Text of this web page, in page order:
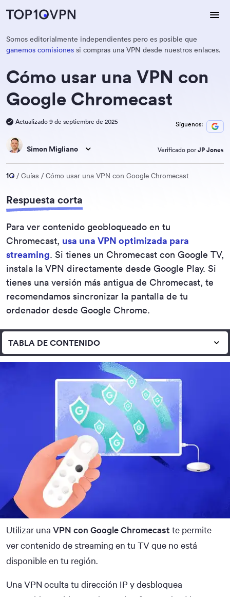
Somos editorialmente independientes pero es posible que
ganemos comisiones si compras una VPN desde nuestros enlaces.
Cómo usar una VPN con
Google Chromecast
Actualizado 9 de septiembre de 2025 Síguenos:
Simon Migliano Verificado porJP Jones
Guías Cómo usar una VPN con Google Chromecast
Respuesta corta
Para ver contenido geobloqueado en tu
Chromecast, usa una VPN optimizada para
streaming. Si tienes un Chromecast con Google TV,
instala la VPN directamente desde Google Play. Si
tienes una versión más antigua de Chromecast, te
recomendamos sincronizar la pantalla de tu
ordenador desde Google Chrome.
TABLA DE CONTENIDO
Utilizar una VPN con Google Chromecast te permite
ver contenido de streaming en tu TV que no está
disponible en tu región.
Una VPN oculta tu dirección IP y desbloquea